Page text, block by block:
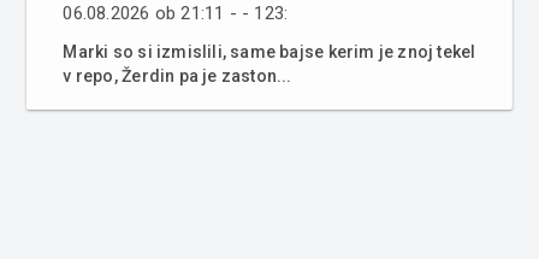
06.08.2026 ob 21:11 - - 123:
Marki so si izmislili, same bajse kerim je znoj tekel
v repo, Žerdin pa je zaston...